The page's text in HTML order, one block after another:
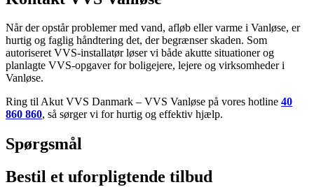
Når der opstår problemer med vand, afløb eller varme i Vanløse, er
hurtig og faglig håndtering det, der begrænser skaden. Som
autoriseret VVS-installatør løser vi både akutte situationer og
planlagte VVS-opgaver for boligejere, lejere og virksomheder i
Vanløse.
Ring til Akut VVS Danmark – VVS Vanløse på vores hotline 40
860 860, så sørger vi for hurtig og effektiv hjælp.
Spørgsmål
Bestil et uforpligtende tilbud